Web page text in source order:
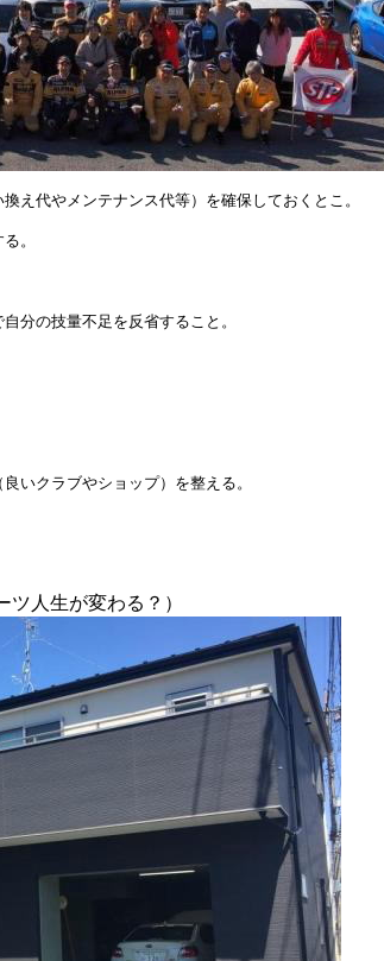
え代やメンテナンス代等）を確保しておくとこ。
。
分の技量不足を反省すること。
いクラブやショップ）を整える。
ツ人生が変わる？）